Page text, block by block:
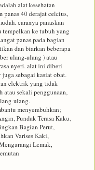
alat kesehatan
panas 40 derajat celcius,
caranya panaskan
tempelkan ke tubuh yang
panas pada bagian
dan biarkan beberapa
ulang-ulang ) atau
nyeri. alat ini diberi
juga sebagai kasiat obat.
elektrik yang tidak
atau sekali penggunaan,
ulang.
menyembuhkan;
Pundak Terasa Kaku,
Bagian Perut,
Varises Kaki,
Lemak,